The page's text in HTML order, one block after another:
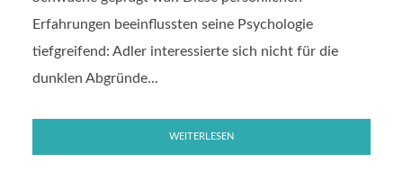
Erfahrungen beeinflussten seine Psychologie
tiefgreifend: Adler interessierte sich nicht für die
dunklen Abgründe...
WEITERLESEN